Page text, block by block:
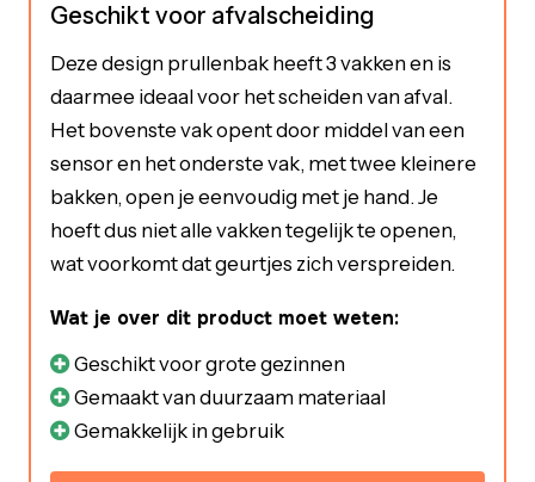
Geschikt voor afvalscheiding
Deze design prullenbak heeft 3 vakken en is
daarmee ideaal voor het scheiden van afval.
Het bovenste vak opent door middel van een
sensor en het onderste vak, met twee kleinere
bakken, open je eenvoudig met je hand. Je
hoeft dus niet alle vakken tegelijk te openen,
wat voorkomt dat geurtjes zich verspreiden.
Wat je over dit product moet weten:
Geschikt voor grote gezinnen
Gemaakt van duurzaam materiaal
Gemakkelijk in gebruik